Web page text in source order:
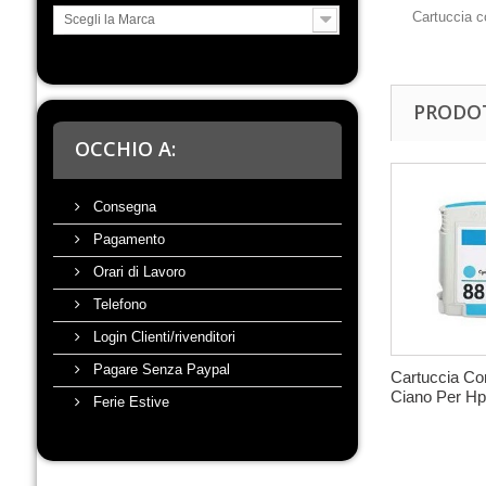
Scegli la Marca
OCCHIO A:
Consegna
Pagamento
Orari di Lavoro
Telefono
Login Clienti/rivenditori
Pagare Senza Paypal
Ferie Estive
Cartuccia
Cartuccia
Ciano Per